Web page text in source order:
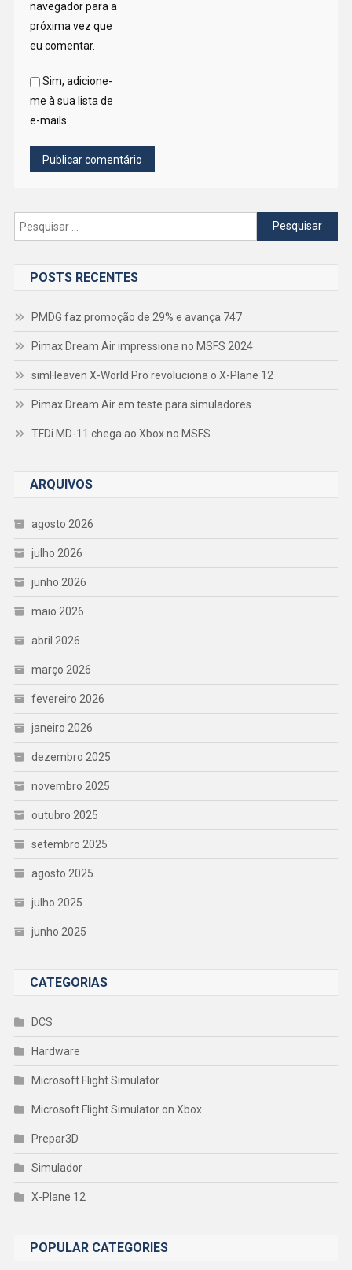
navegador para a
próxima vez que
eu comentar.
Sim, adicione-
me à sua lista de
e-mails.
Pesquisar
por:
POSTS RECENTES
PMDG faz promoção de 29% e avança 747
Pimax Dream Air impressiona no MSFS 2024
simHeaven X-World Pro revoluciona o X-Plane 12
Pimax Dream Air em teste para simuladores
TFDi MD-11 chega ao Xbox no MSFS
ARQUIVOS
agosto 2026
julho 2026
junho 2026
maio 2026
abril 2026
março 2026
fevereiro 2026
janeiro 2026
dezembro 2025
novembro 2025
outubro 2025
setembro 2025
agosto 2025
julho 2025
junho 2025
CATEGORIAS
DCS
Hardware
Microsoft Flight Simulator
Microsoft Flight Simulator on Xbox
Prepar3D
Simulador
X-Plane 12
POPULAR CATEGORIES